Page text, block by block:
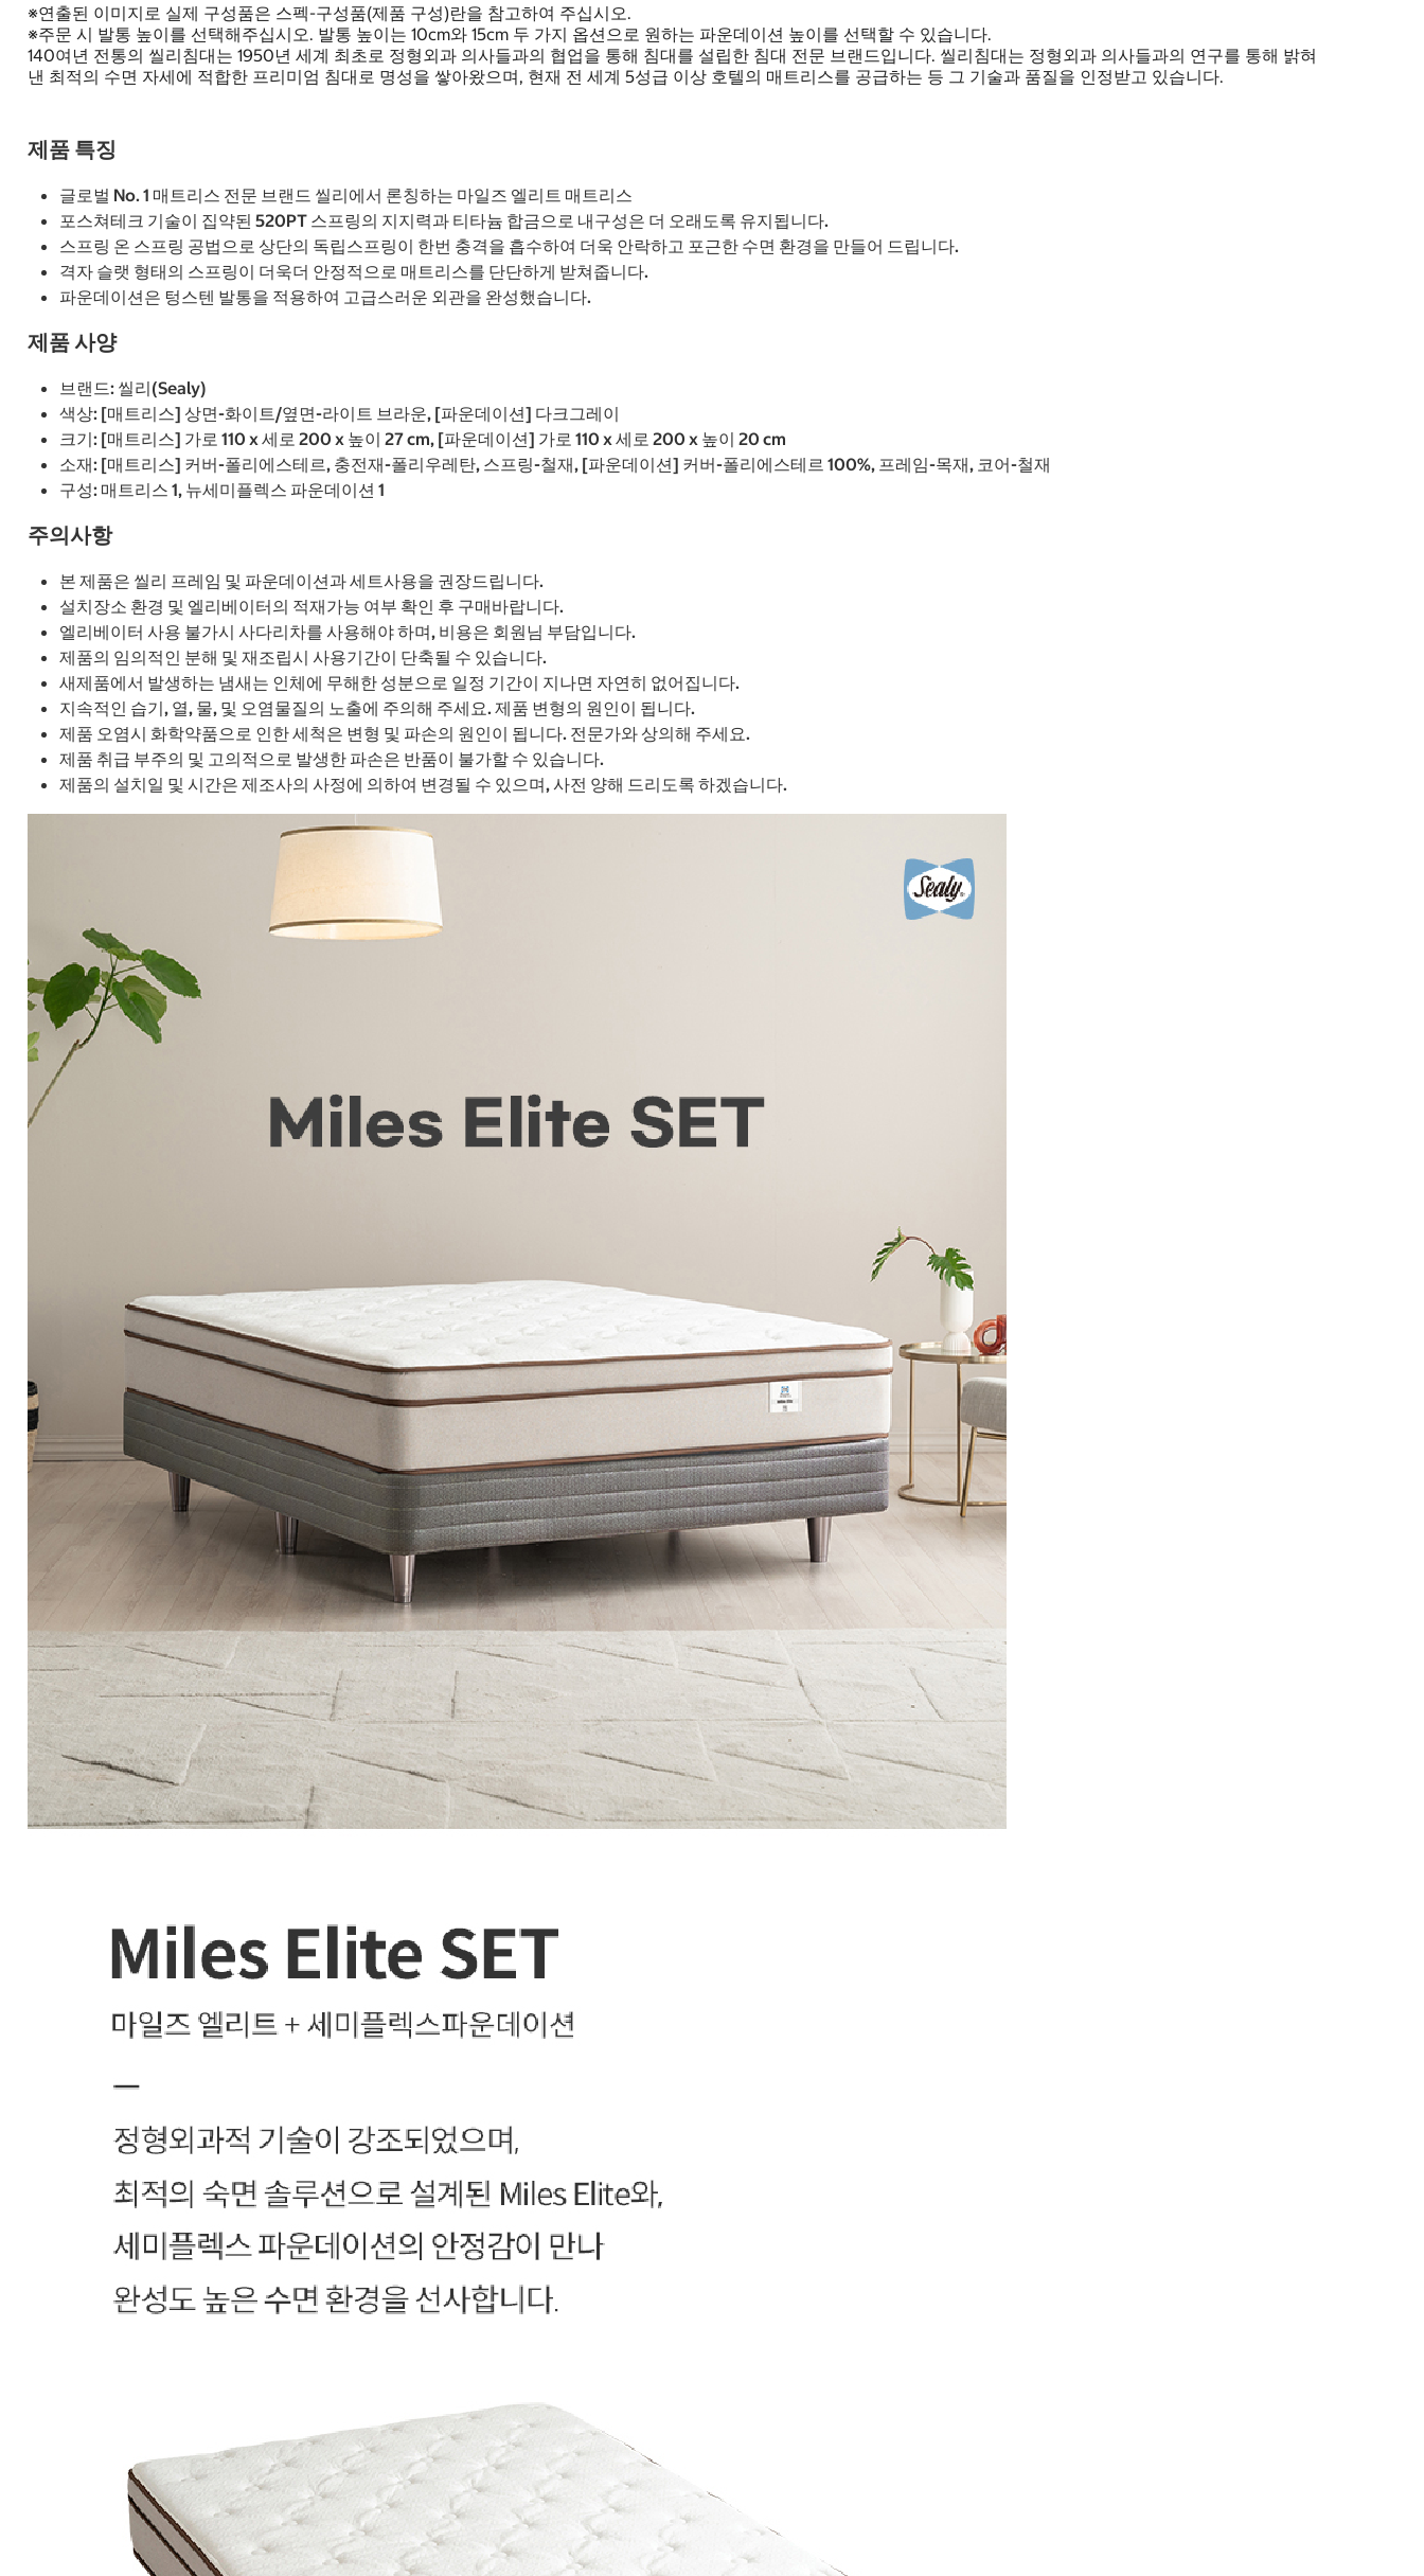
※연출된 이미지로 실제 구성품은 스펙-구성품(제품 구성)란을 참고하여 주십시오.
※주문 시 발통 높이를 선택해주십시오. 발통 높이는 10cm와 15cm 두 가지 옵션으로 원하는 파운데이션 높이를 선택할 수 있습니다.
140여년 전통의 씰리침대는 1950년 세계 최초로 정형외과 의사들과의 협업을 통해 침대를 설립한 침대 전문 브랜드입니다. 씰리침대는 정형외과 의사들과의 연구를 통해 밝혀
낸 최적의 수면 자세에 적합한 프리미엄 침대로 명성을 쌓아왔으며, 현재 전 세계 5성급 이상 호텔의 매트리스를 공급하는 등 그 기술과 품질을 인정받고 있습니다.
제품 특징
글로벌 No. 1 매트리스 전문 브랜드 씰리에서 론칭하는 마일즈 엘리트 매트리스
포스쳐테크 기술이 집약된 520PT 스프링의 지지력과 티타늄 합금으로 내구성은 더 오래도록 유지됩니다.
스프링 온 스프링 공법으로 상단의 독립스프링이 한번 충격을 흡수하여 더욱 안락하고 포근한 수면 환경을 만들어 드립니다.
격자 슬랫 형태의 스프링이 더욱더 안정적으로 매트리스를 단단하게 받쳐줍니다.
파운데이션은 텅스텐 발통을 적용하여 고급스러운 외관을 완성했습니다.
제품 사양
브랜드: 씰리(Sealy)
색상: [매트리스] 상면-화이트/옆면-라이트 브라운, [파운데이션] 다크그레이
크기: [매트리스] 가로 110 x 세로 200 x 높이 27 cm, [파운데이션] 가로 110 x 세로 200 x 높이 20 cm
소재: [매트리스] 커버-폴리에스테르, 충전재-폴리우레탄, 스프링-철재, [파운데이션] 커버-폴리에스테르 100%, 프레임-목재, 코어-철재
구성: 매트리스 1, 뉴세미플렉스 파운데이션 1
주의사항
본 제품은 씰리 프레임 및 파운데이션과 세트사용을 권장드립니다.
설치장소 환경 및 엘리베이터의 적재가능 여부 확인 후 구매바랍니다.
엘리베이터 사용 불가시 사다리차를 사용해야 하며, 비용은 회원님 부담입니다.
제품의 임의적인 분해 및 재조립시 사용기간이 단축될 수 있습니다.
새제품에서 발생하는 냄새는 인체에 무해한 성분으로 일정 기간이 지나면 자연히 없어집니다.
지속적인 습기, 열, 물, 및 오염물질의 노출에 주의해 주세요. 제품 변형의 원인이 됩니다.
제품 오염시 화학약품으로 인한 세척은 변형 및 파손의 원인이 됩니다. 전문가와 상의해 주세요.
제품 취급 부주의 및 고의적으로 발생한 파손은 반품이 불가할 수 있습니다.
제품의 설치일 및 시간은 제조사의 사정에 의하여 변경될 수 있으며, 사전 양해 드리도록 하겠습니다.